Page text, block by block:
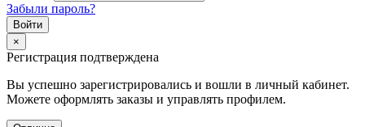
Забыли пароль?
×
Регистрация подтверждена
Вы успешно зарегистрировались и вошли в личный кабинет.
Можете оформлять заказы и управлять профилем.